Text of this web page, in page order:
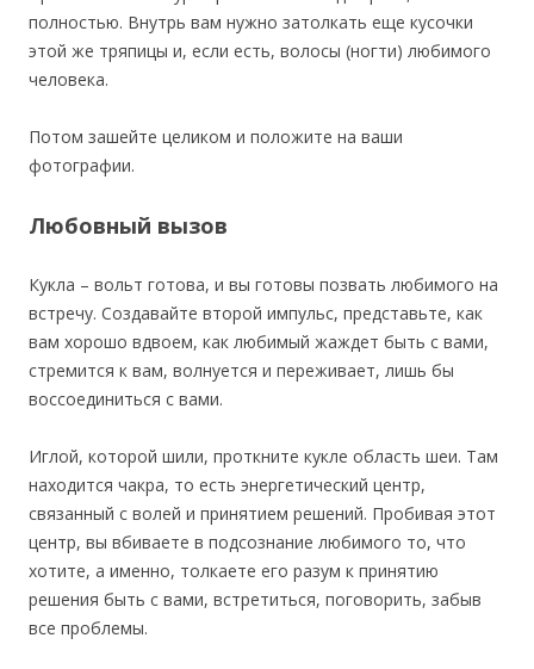
полностью. Внутрь вам нужно затолкать еще кусочки
этой же тряпицы и, если есть, волосы (ногти) любимого
человека.
Потом зашейте целиком и положите на ваши
фотографии.
Любовный вызов
Кукла – вольт готова, и вы готовы позвать любимого на
встречу. Создавайте второй импульс, представьте, как
вам хорошо вдвоем, как любимый жаждет быть с вами,
стремится к вам, волнуется и переживает, лишь бы
воссоединиться с вами.
Иглой, которой шили, проткните кукле область шеи. Там
находится чакра, то есть энергетический центр,
связанный с волей и принятием решений. Пробивая этот
центр, вы вбиваете в подсознание любимого то, что
хотите, а именно, толкаете его разум к принятию
решения быть с вами, встретиться, поговорить, забыв
все проблемы.